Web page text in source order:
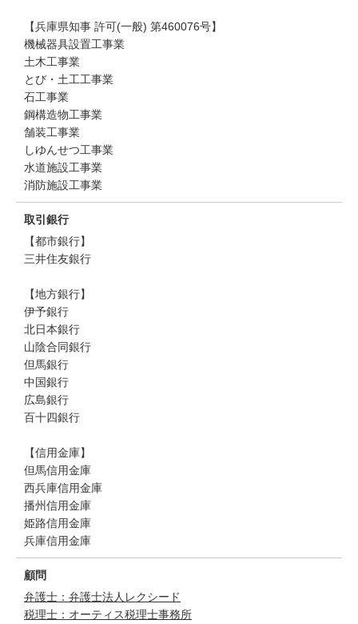
【兵庫県知事 許可(一般) 第460076号】
機械器具設置工事業
土木工事業
とび・土工工事業
石工事業
鋼構造物工事業
舗装工事業
しゆんせつ工事業
水道施設工事業
消防施設工事業
取引銀行
【都市銀行】
三井住友銀行
【地方銀行】
伊予銀行
北日本銀行
山陰合同銀行
但馬銀行
中国銀行
広島銀行
百十四銀行
【信用金庫】
但馬信用金庫
西兵庫信用金庫
播州信用金庫
姫路信用金庫
兵庫信用金庫
顧問
弁護士：弁護士法人レクシード
税理士：オーティス税理士事務所